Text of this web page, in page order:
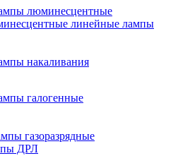
люминесцентные
линейные лампы
накаливания
галогенные
газоразрядные
ДРЛ